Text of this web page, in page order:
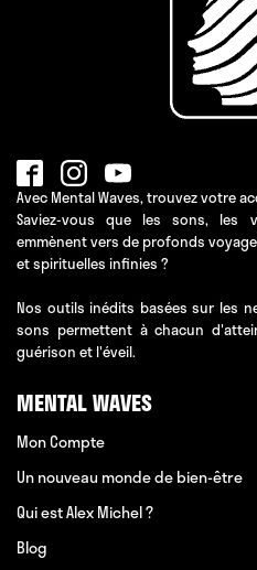
Avec Mental Waves, trouvez votre
Saviez-vous que les sons, les
emmènent vers de profonds
et spirituelles infinies ?
Nos outils inédits basées sur les
sons permettent à chacun
guérison et l'éveil.
MENTAL WAVES
Mon Compte
Un nouveau monde de bien-être
Qui est Alex Michel ?
Blog